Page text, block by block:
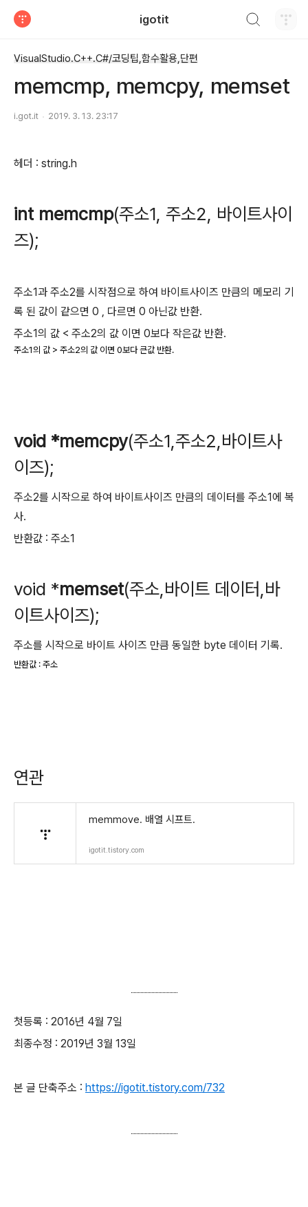
igotit
VisualStudio.C++.C#/코딩팁,함수활용,단편
memcmp, memcpy, memset
i.got.it 2019. 3. 13. 23:17
헤더 : string.h
int memcmp(주소1, 주소2, 바이트사이
즈);
주소1과 주소2를 시작점으로 하여 바이트사이즈 만큼의 메모리 기
록 된 값이 같으면 0 , 다르면 0 아닌값 반환.
주소1의 값 < 주소2의 값 이면 0보다 작은값 반환.
주소1의 값 > 주소2의 값 이면 0보다 큰값 반환.
void *memcpy(주소1,주소2,바이트사
이즈);
주소2를 시작으로 하여 바이트사이즈 만큼의 데이터를 주소1에 복
사.
반환값 : 주소1
void *memset(주소,바이트 데이터,바
이트사이즈);
주소를 시작으로 바이트 사이즈 만큼 동일한 byte 데이터 기록.
반환값 : 주소
연관
memmove. 배열 시프트.
igotit.tistory.com
첫등록 : 2016년 4월 7일
최종수정 : 2019년 3월 13일
본 글 단축주소 : https://igotit.tistory.com/732